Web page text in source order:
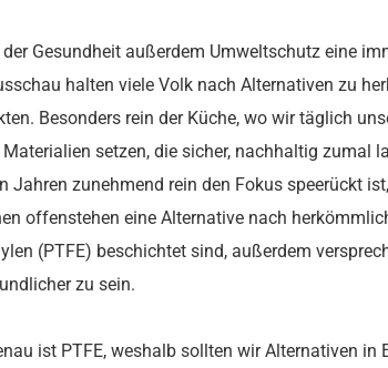
der Gesundheit außerdem Umweltschutz eine
halten viele Volk nach Alternativen zu
Besonders rein der Küche, wo wir täglich
setzen, die sicher, nachhaltig zumal
Jahren zunehmend rein den Fokus speerückt
offenstehen eine Alternative nach
(PTFE) beschichtet sind, außerdem
zu sein.
ist PTFE, weshalb sollten wir Alternativen in